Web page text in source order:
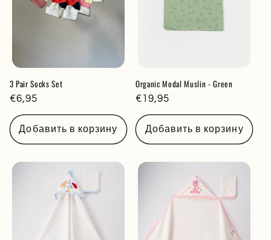
3 Pair Socks Set
Обычная
цена
€6,95
Добавить в корзину
Organic Modal Muslin - Green
Обычная
цена
€19,95
Добавить в корзину